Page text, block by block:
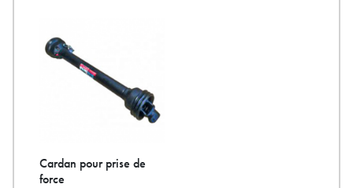
Cardan pour prise de
force